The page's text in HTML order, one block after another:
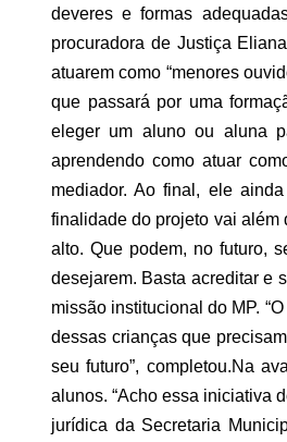
deveres e formas
procuradora de Justiça
atuarem como “menores
que passará por uma
eleger um aluno ou aluna
aprendendo como atuar
mediador. Ao final, ele
finalidade do projeto vai além
alto. Que podem, no futuro,
desejarem. Basta acreditar e
missão institucional do MP.
dessas crianças que
seu futuro”, completou.Na
alunos. “Acho essa iniciativa
jurídica da Secretaria